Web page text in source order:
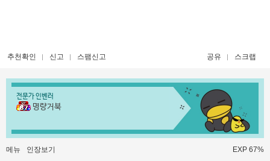
추천확인 신고 스팸신고 공유 스크랩
전문가 인벤러
명량거북
메뉴 인장보기 EXP 67%